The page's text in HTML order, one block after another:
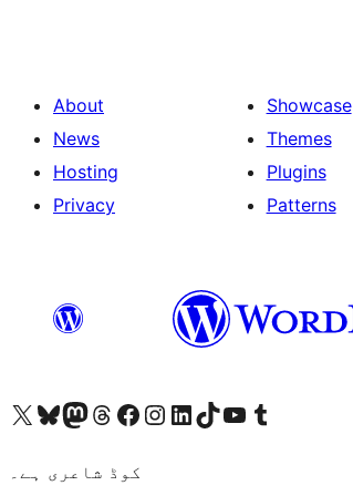
About
News
Hosting
Privacy
Showcase
Themes
Plugins
Patterns
Visit our X (formerly Twitter) account
ہمارے بلیواسکائی اکاؤنٹ پر جائیں
Visit our Mastodon account
ہمارے ٹھریڈز اکاؤنٹ پر جائیں
Visit our Facebook page
Visit our Instagram account
Visit our LinkedIn account
ہمارے ٹک ٹاک اکاؤنٹ پر جائیں
Visit our YouTube channel
ہمارے ٹمبلر اکاؤنٹ پر جائیں
کوڈ شاعری ہے۔